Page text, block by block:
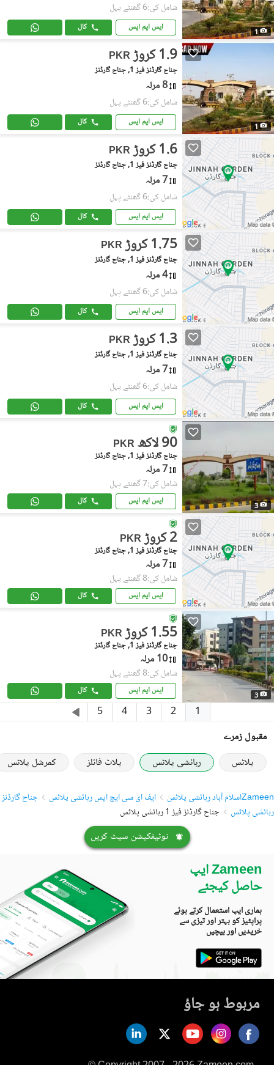
1
شامل کی:6 گھنٹے پہل
ایس ایم ایس کال
1
PKR 1.9 کروڑ
جناح گارڈنز فیز 1, جناح گارڈنز
8 مرلہ
شامل کی:6 گھنٹے پہل
ایس ایم ایس کال
PKR 1.6 کروڑ
جناح گارڈنز فیز 1, جناح گارڈنز
7 مرلہ
شامل کی:6 گھنٹے پہل
ایس ایم ایس کال
PKR 1.75 کروڑ
جناح گارڈنز فیز 1, جناح گارڈنز
4 مرلہ
شامل کی:6 گھنٹے پہل
ایس ایم ایس کال
PKR 1.3 کروڑ
جناح گارڈنز فیز 1, جناح گارڈنز
7 مرلہ
شامل کی:6 گھنٹے پہل
ایس ایم ایس کال
3
PKR 90 لاکھ
جناح گارڈنز فیز 1, جناح گارڈنز
7 مرلہ
شامل کی:7 گھنٹے پہل
ایس ایم ایس کال
PKR 2 کروڑ
جناح گارڈنز فیز 1, جناح گارڈنز
7 مرلہ
شامل کی:8 گھنٹے پہل
ایس ایم ایس کال
3
PKR 1.55 کروڑ
جناح گارڈنز فیز 1, جناح گارڈنز
10 مرلہ
شامل کی:8 گھنٹے پہل
ایس ایم ایس کال
1
2
3
4
5
مقبول زمرے
پلاٹس
رہائشی پلاٹس پلاٹ فائلز کمرشل پلاٹس
Zameenاسلام آباد رہائشی پلاٹس ایف ای سی ایچ ایس رہائشی پلاٹس
جناح گارڈنز
رہائشی پلاٹس
جناح گارڈنز فیز 1 رہائشی پلاٹس
نوٹیفکیشن سیٹ کریں
Zameen ایپ
حاصل کیجئے
ہماری ایپ استعمال کرتے ہوئے
پراپٹیز کو بہتر اور تیزی سے
خریدیں اور بیچیں
مربوط ہو جاؤ